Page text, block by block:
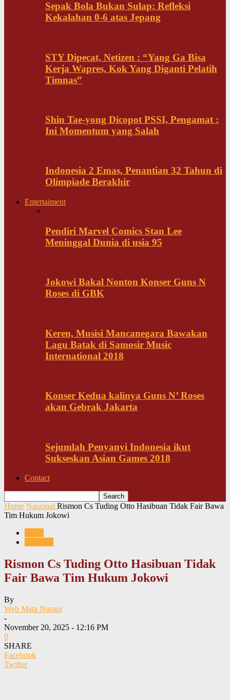
Sepak Bola Bukan Sulap: Refleksi
Kekalahan 0-6 atas Jepang
STY Dipecat, Netizen : “Yang Ga Bisa
Kerja Wapres, Kok Yang Diganti Pelatih
Timnas”
Shin Tae-yong Dicopot PSSI, Pengamat :
Ini Momentum yang Salah
Indonesia 2 Emas, Penantian 32 Tahun di
Olimpiade Berakhir
Entertaiment
Pendiri Marvel Comics Stan Lee
Meninggal Dunia di usia 95
Jokowi Bakal Nonton Konser Guns N
Roses di GBK
Keren, Musisi Mancanegara Bawakan
Lagu Batak di Samosir Music
International 2018
Konser Kedua kalinya Guns N’ Roses
akan Gebrak Jakarta
Sejumlah Penyanyi Indonesia ikut
Sukseskan Asian Games 2018
Contact
Home Nasional Rismon Cs Tuding Otto Hasibuan Tidak Fair Bawa
Tim Hukum Jokowi
Rismon Cs Tuding Otto Hasibuan Tidak
Fair Bawa Tim Hukum Jokowi
By
Web Mata Nurani
-
November 20, 2025 - 12:16 PM
0
SHARE
Facebook
Twitter